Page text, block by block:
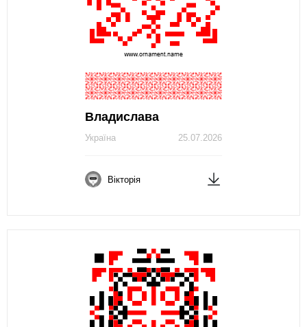
Владислава
25.07.2026
Україна
Вікторія